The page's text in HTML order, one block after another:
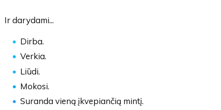
Ir darydami...
Dirba.
Verkia.
Liūdi.
Mokosi.
Suranda vieną įkvepiančią mintį.